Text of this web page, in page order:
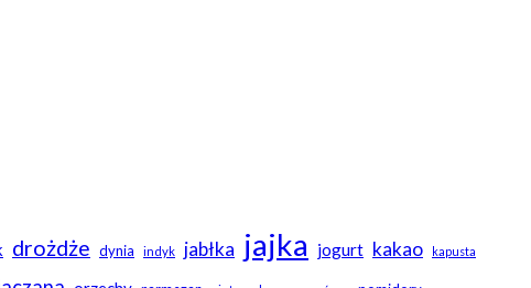
drożdże dynia indyk jabłka jajka jogurt kakao kapusta